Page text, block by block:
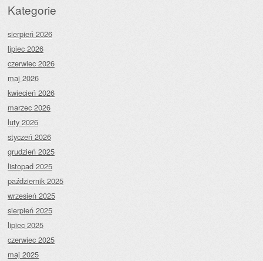
Kategorie
sierpień 2026
lipiec 2026
czerwiec 2026
maj 2026
kwiecień 2026
marzec 2026
luty 2026
styczeń 2026
grudzień 2025
listopad 2025
październik 2025
wrzesień 2025
sierpień 2025
lipiec 2025
czerwiec 2025
maj 2025